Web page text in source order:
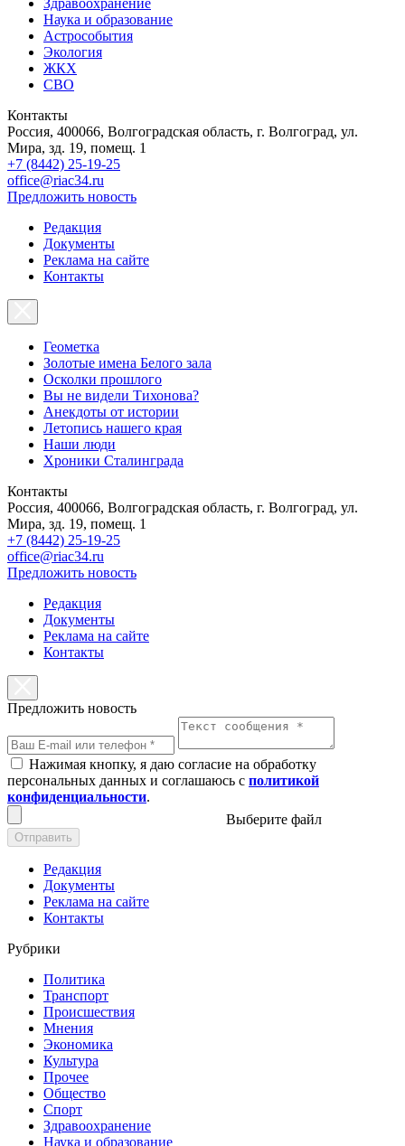
Наука и образование
Астрособытия
Экология
ЖКХ
СВО
Контакты
Россия, 400066, Волгоградская область, г. Волгоград, ул.
Мира, зд. 19, помещ. 1
+7 (8442) 25-19-25
office@riac34.ru
Предложить новость
Редакция
Документы
Реклама на сайте
Контакты
Геометка
Золотые имена Белого зала
Осколки прошлого
Вы не видели Тихонова?
Анекдоты от истории
Летопись нашего края
Наши люди
Хроники Сталинграда
Контакты
Россия, 400066, Волгоградская область, г. Волгоград, ул.
Мира, зд. 19, помещ. 1
+7 (8442) 25-19-25
office@riac34.ru
Предложить новость
Редакция
Документы
Реклама на сайте
Контакты
Предложить новость
Нажимая кнопку, я даю согласие на обработку
персональных данных и соглашаюсь с политикой
конфиденциальности.
Выберите файл
Отправить
Редакция
Документы
Реклама на сайте
Контакты
Рубрики
Политика
Транспорт
Происшествия
Мнения
Экономика
Культура
Прочее
Общество
Спорт
Здравоохранение
Наука и образование